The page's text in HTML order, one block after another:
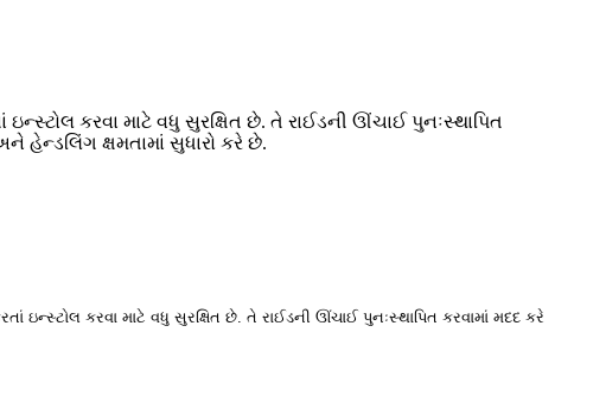
કરવા માટે વધુ સુરક્ષિત છે. તે રાઈડની ઊંચાઈ પુનઃસ્થાપિત
હેન્ડલિંગ ક્ષમતામાં સુધારો કરે છે.
કરવા માટે વધુ સુરક્ષિત છે. તે રાઈડની ઊંચાઈ પુનઃસ્થાપિત કરવામાં મદદ કરે